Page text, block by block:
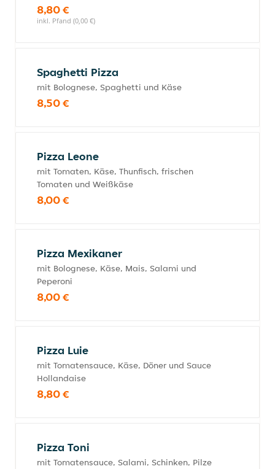
8,80 €
inkl. Pfand (0,00 €)
Spaghetti Pizza
mit Bolognese, Spaghetti und Käse
8,50 €
Pizza Leone
mit Tomaten, Käse, Thunfisch, frischen
Tomaten und Weißkäse
8,00 €
Pizza Mexikaner
mit Bolognese, Käse, Mais, Salami und
Peperoni
8,00 €
Pizza Luie
mit Tomatensauce, Käse, Döner und Sauce
Hollandaise
8,80 €
Pizza Toni
mit Tomatensauce, Salami, Schinken, Pilze